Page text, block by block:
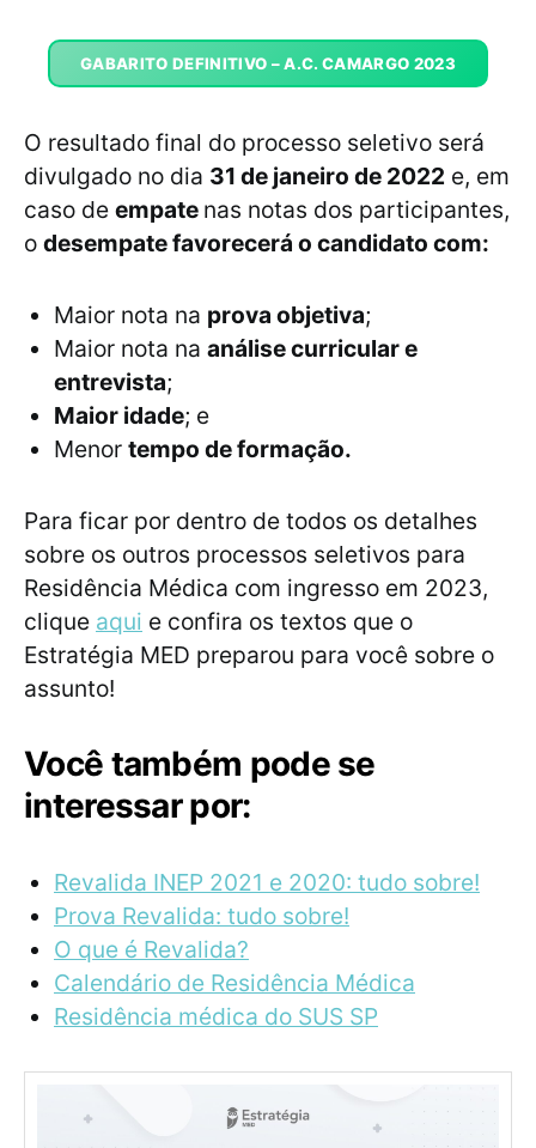
GABARITO DEFINITIVO – A.C. CAMARGO 2023
O resultado final do processo seletivo será
divulgado no dia 31 de janeiro de 2022 e, em
caso de empate nas notas dos participantes,
o desempate favorecerá o candidato com:
Maior nota na prova objetiva;
Maior nota na análise curricular e
entrevista;
Maior idade; e
Menor tempo de formação.
Para ficar por dentro de todos os detalhes
sobre os outros processos seletivos para
Residência Médica com ingresso em 2023,
clique aqui e confira os textos que o
Estratégia MED preparou para você sobre o
assunto!
Você também pode se
interessar por:
Revalida INEP 2021 e 2020: tudo sobre!
Prova Revalida: tudo sobre!
O que é Revalida?
Calendário de Residência Médica
Residência médica do SUS SP